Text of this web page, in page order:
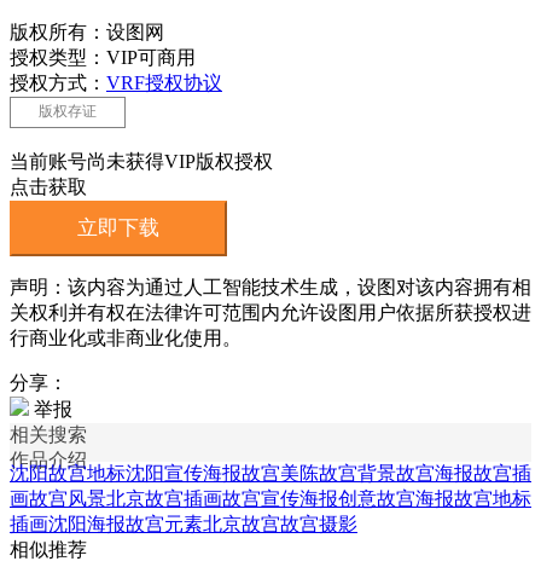
版权所有：设图网
授权类型：VIP可商用
授权方式： VRF授权协议
版权存证
当前账号尚未获得VIP版权授权
点击获取
立即下载
声明：该内容为通过人工智能技术生成，设图对该内容拥有相
关权利并有权在法律许可范围内允许设图用户依据所获授权进
行商业化或非商业化使用。
分享：
举报
相关搜索
作品介绍
沈阳故宫地标沈阳宣传海报故宫美陈故宫背景故宫海报故宫插
画故宫风景北京故宫插画故宫宣传海报创意故宫海报故宫地标
插画沈阳海报故宫元素北京故宫故宫摄影
相似推荐